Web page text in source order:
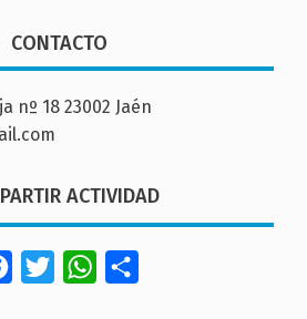
CONTACTO
nº 18 23002 Jaén
ACTIVIDAD
FacebookTwitterWhatsApp